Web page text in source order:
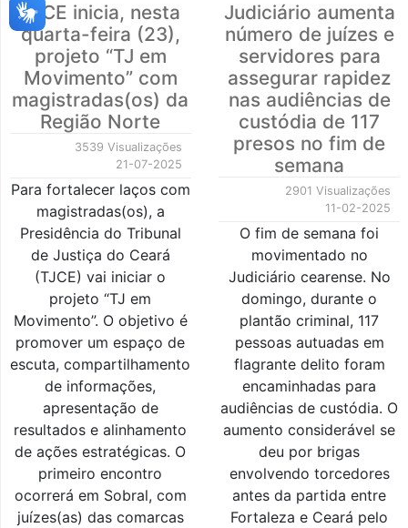
TJCE inicia, nesta
quarta-feira (23),
projeto “TJ em
Movimento” com
magistradas(os) da
Região Norte
3539 Visualizações
21-07-2025
Para fortalecer laços com
magistradas(os), a
Presidência do Tribunal
de Justiça do Ceará
(TJCE) vai iniciar o
projeto “TJ em
Movimento”. O objetivo é
promover um espaço de
escuta, compartilhamento
de informações,
apresentação de
resultados e alinhamento
de ações estratégicas. O
primeiro encontro
ocorrerá em Sobral, com
juízes(as) das comarcas
Judiciário aumenta
número de juízes e
servidores para
assegurar rapidez
nas audiências de
custódia de 117
presos no fim de
semana
2901 Visualizações
11-02-2025
O fim de semana foi
movimentado no
Judiciário cearense. No
domingo, durante o
plantão criminal, 117
pessoas autuadas em
flagrante delito foram
encaminhadas para
audiências de custódia. O
aumento considerável se
deu por brigas
envolvendo torcedores
antes da partida entre
Fortaleza e Ceará pelo